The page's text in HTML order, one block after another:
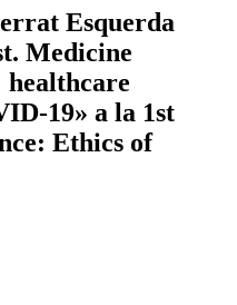
Esquerda
Medicine
healthcare
19» a la 1st
Ethics of